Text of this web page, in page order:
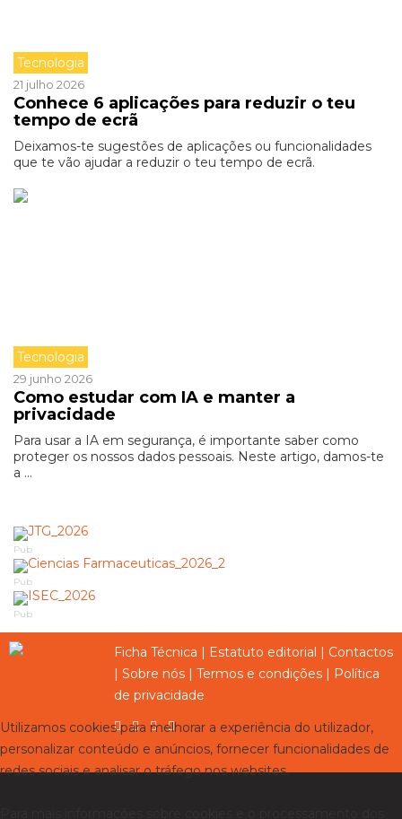
Tecnologia
21 julho 2026
Conhece 6 aplicações para reduzir o teu
tempo de ecrã
Deixamos-te sugestões de aplicações ou funcionalidades
que te vão ajudar a reduzir o teu tempo de ecrã.
Tecnologia
29 junho 2026
Como estudar com IA e manter a
privacidade
Para usar a IA em segurança, é importante saber como
proteger os nossos dados pessoais. Neste artigo, damos-te
a ...
Pub
Pub
Pub
Ficha Técnica | Estatuto editorial | Contactos
| Sobre nós | Termos e condições | Política
de privacidade
Utilizamos cookies para melhorar a experiência do utilizador,
personalizar conteúdo e anúncios, fornecer funcionalidades de
redes sociais e analisar o tráfego nos websites.